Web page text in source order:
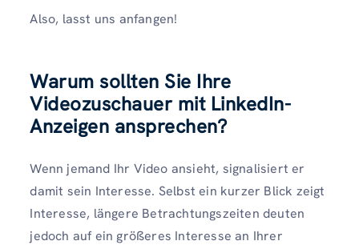
Also, lasst uns anfangen!
Warum sollten Sie Ihre
Videozuschauer mit LinkedIn-
Anzeigen ansprechen?
Wenn jemand Ihr Video ansieht, signalisiert er
damit sein Interesse. Selbst ein kurzer Blick zeigt
Interesse, längere Betrachtungszeiten deuten
jedoch auf ein größeres Interesse an Ihrer